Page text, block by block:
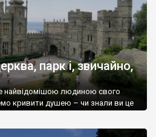
парк і, звичайно,
найвідомішою людиною свого
кривити душею – чи знали ви це